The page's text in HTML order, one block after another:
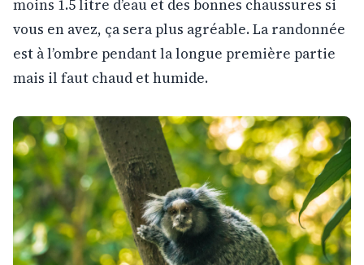
moins 1.5 litre d’eau et des bonnes chaussures si
vous en avez, ça sera plus agréable. La randonnée
est à l’ombre pendant la longue première partie
mais il faut chaud et humide.